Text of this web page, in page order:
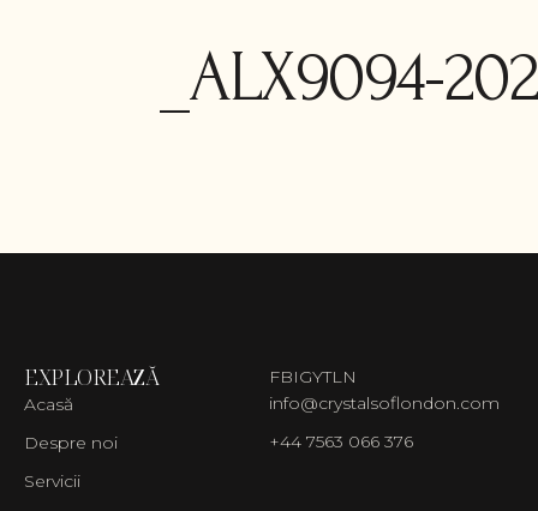
_ALX9094-202
EXPLOREAZĂ
Acasă
Despre noi
Servicii
FBIGYTLN
info@crystalsoflondon.com
+44 7563 066 376